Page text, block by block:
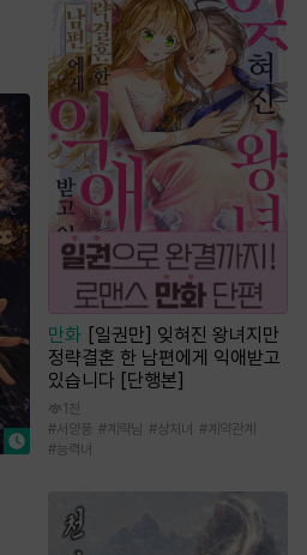
만화 [일권만] 잊혀진 왕녀지만
정략결혼 한 남편에게 익애받고
있습니다 [단행본]
1천
#서양풍 #계략남 #상처녀 #계약관계
#능력녀